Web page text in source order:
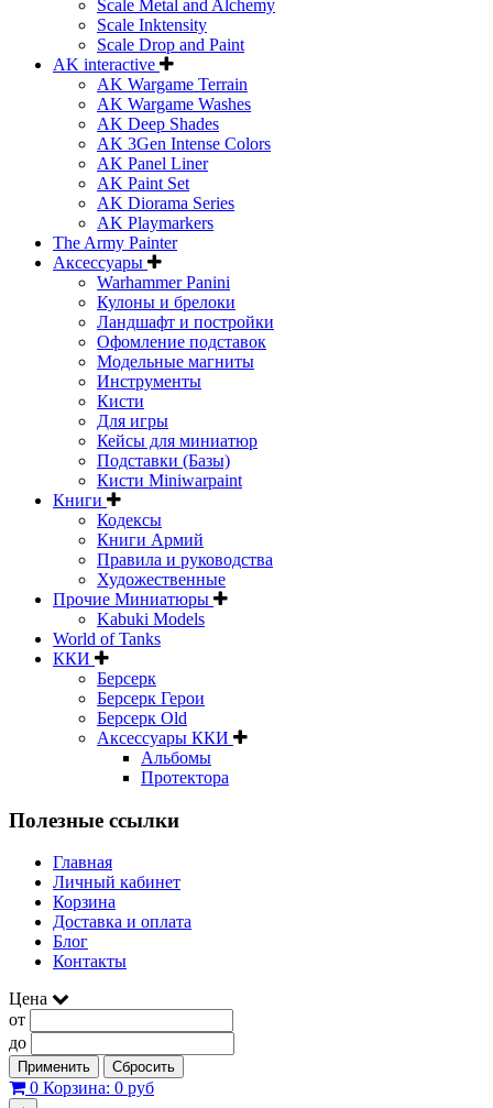
Scale Metal and Alchemy
Scale Inktensity
Scale Drop and Paint
AK interactive
AK Wargame Terrain
AK Wargame Washes
AK Deep Shades
AK 3Gen Intense Colors
AK Panel Liner
AK Paint Set
AK Diorama Series
AK Playmarkers
The Army Painter
Аксессуары
Warhammer Panini
Кулоны и брелоки
Ландшафт и постройки
Офомление подставок
Модельные магниты
Инструменты
Кисти
Для игры
Кейсы для миниатюр
Подставки (Базы)
Кисти Miniwarpaint
Книги
Кодексы
Книги Армий
Правила и руководства
Художественные
Прочие Миниатюры
Kabuki Models
World of Tanks
ККИ
Берсерк
Берсерк Герои
Берсерк Old
Аксессуары ККИ
Альбомы
Протектора
Полезные ссылки
Главная
Личный кабинет
Корзина
Доставка и оплата
Блог
Контакты
Цена
от
до
Применить Сбросить
0 Корзина: 0 руб